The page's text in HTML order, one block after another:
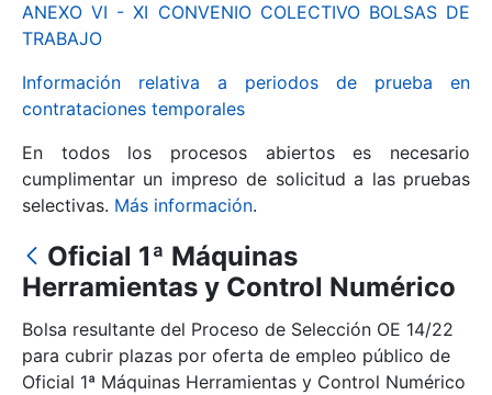
Mostrar/Ocultar
Mostrar/Ocultar
ANEXO VI - XI CONVENIO COLECTIVO BOLSAS DE
TRABAJO
Información relativa a periodos de prueba en
contrataciones temporales
En todos los procesos abiertos es necesario
cumplimentar un impreso de solicitud a las pruebas
selectivas. Más información.
Oficial 1ª Máquinas
Herramientas y Control Numérico
Bolsa resultante del Proceso de Selección OE 14/22
para cubrir plazas por oferta de empleo público de
Oficial 1ª Máquinas Herramientas y Control Numérico